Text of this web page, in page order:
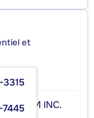
et
3315
7445 INC.